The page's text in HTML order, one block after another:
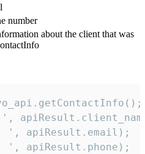
number
about the client that was
',
', apiResult.email);
', apiResult.phone);